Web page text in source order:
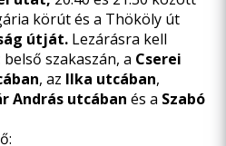
körút és a Thököly út
útját. Lezárásra kell
belső szakaszán, a Cserei
, az Ilka utcában,
András utcában és a Szabó